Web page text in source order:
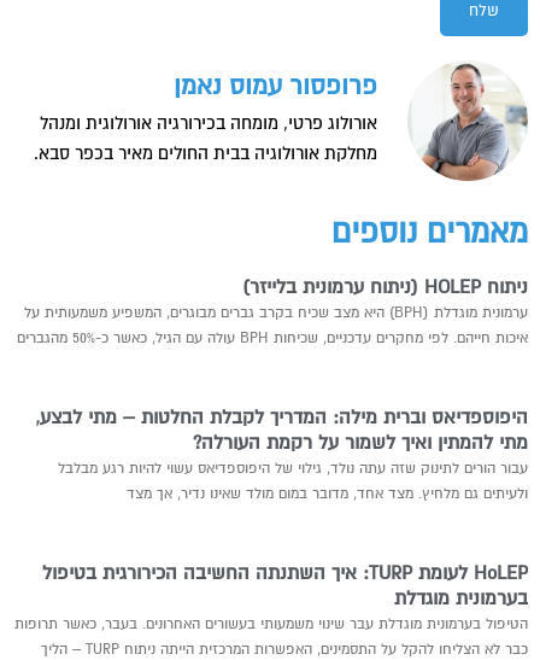
שלח
פרופסור עמוס נאמן
אורולוג פרטי, מומחה בכירורגיה אורולוגית ומנהל
מחלקת אורולוגיה בבית החולים מאיר בכפר סבא.
מאמרים נוספים
ניתוח HOLEP (ניתוח ערמונית בלייזר)
ערמונית מוגדלת (BPH) היא מצב שכיח בקרב גברים מבוגרים, המשפיע משמעותית על
איכות חייהם. לפי מחקרים עדכניים, שכיחות BPH עולה עם הגיל, כאשר כ-50% מהגברים
היפוספדיאס וברית מילה: המדריך לקבלת החלטות – מתי לבצע,
מתי להמתין ואיך לשמור על רקמת העורלה?
עבור הורים לתינוק שזה עתה נולד, גילוי של היפוספדיאס עשוי להיות רגע מבלבל
ולעיתים גם מלחיץ. מצד אחד, מדובר במום מולד שאינו נדיר, אך מצד
HoLEP לעומת TURP: איך השתנתה החשיבה הכירורגית בטיפול
בערמונית מוגדלת
הטיפול בערמונית מוגדלת עבר שינוי משמעותי בעשורים האחרונים. בעבר, כאשר תרופות
כבר לא הצליחו להקל על התסמינים, האפשרות המרכזית הייתה ניתוח TURP – הליך